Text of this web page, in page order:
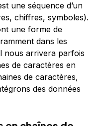
une séquence d’un
chiffres, symboles).
une forme de
dans les
nous arrivera parfois
de caractères en
de caractères,
des données